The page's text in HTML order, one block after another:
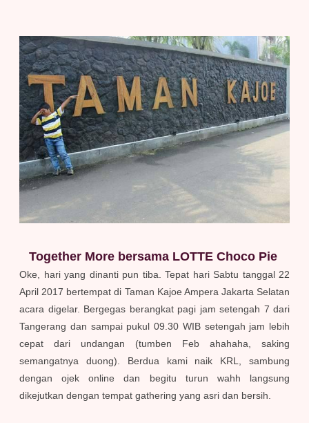
Together More bersama LOTTE Choco Pie
Oke, hari yang dinanti pun tiba. Tepat hari Sabtu tanggal 22
April 2017 bertempat di Taman Kajoe Ampera Jakarta Selatan
acara digelar. Bergegas berangkat pagi jam setengah 7 dari
Tangerang dan sampai pukul 09.30 WIB setengah jam lebih
cepat dari undangan (tumben Feb ahahaha, saking
semangatnya duong). Berdua kami naik KRL, sambung
dengan ojek online dan begitu turun wahh langsung
dikejutkan dengan tempat gathering yang asri dan bersih.